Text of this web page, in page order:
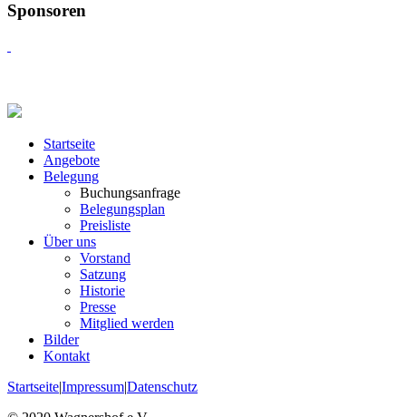
Sponsoren
Startseite
Angebote
Belegung
Buchungsanfrage
Belegungsplan
Preisliste
Über uns
Vorstand
Satzung
Historie
Presse
Mitglied werden
Bilder
Kontakt
Startseite|Impressum|Datenschutz